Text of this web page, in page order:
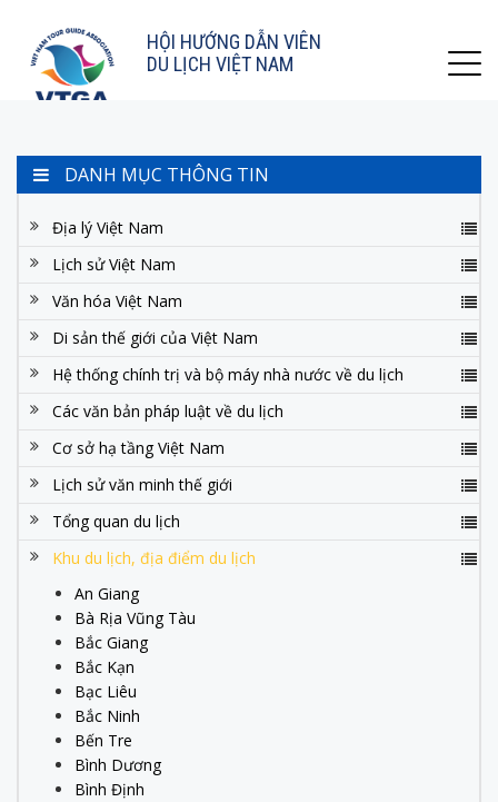
HỘI HƯỚNG DẪN VIÊN
DU LỊCH VIỆT NAM
DANH MỤC THÔNG TIN
Địa lý Việt Nam
Lịch sử Việt Nam
Văn hóa Việt Nam
Di sản thế giới của Việt Nam
Hệ thống chính trị và bộ máy nhà nước về du lịch
Các văn bản pháp luật về du lịch
Cơ sở hạ tầng Việt Nam
Lịch sử văn minh thế giới
Tổng quan du lịch
Khu du lịch, địa điểm du lịch
An Giang
Bà Rịa Vũng Tàu
Bắc Giang
Bắc Kạn
Bạc Liêu
Bắc Ninh
Bến Tre
Bình Dương
Bình Định